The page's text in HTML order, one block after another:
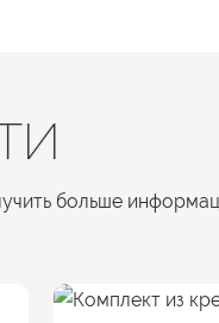
больше